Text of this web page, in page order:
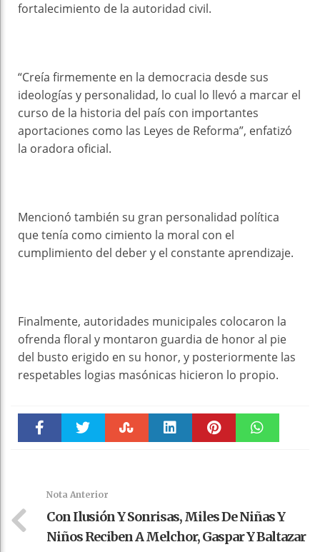
fortalecimiento de la autoridad civil.
“Creía firmemente en la democracia desde sus
ideologías y personalidad, lo cual lo llevó a marcar el
curso de la historia del país con importantes
aportaciones como las Leyes de Reforma”, enfatizó
la oradora oficial.
Mencionó también su gran personalidad política
que tenía como cimiento la moral con el
cumplimiento del deber y el constante aprendizaje.
Finalmente, autoridades municipales colocaron la
ofrenda floral y montaron guardia de honor al pie
del busto erigido en su honor, y posteriormente las
respetables logias masónicas hicieron lo propio.
Nota Anterior
Con Ilusión Y Sonrisas, Miles De Niñas Y
Niños Reciben A Melchor, Gaspar Y Baltazar